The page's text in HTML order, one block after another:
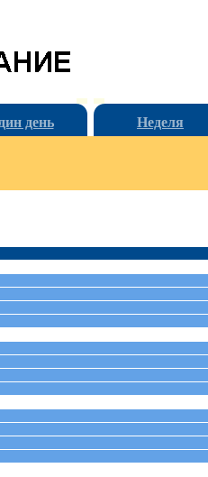
день Неделя